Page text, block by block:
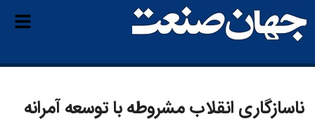
ناسازگاری انقلاب مشروطه با توسعه آمرانه